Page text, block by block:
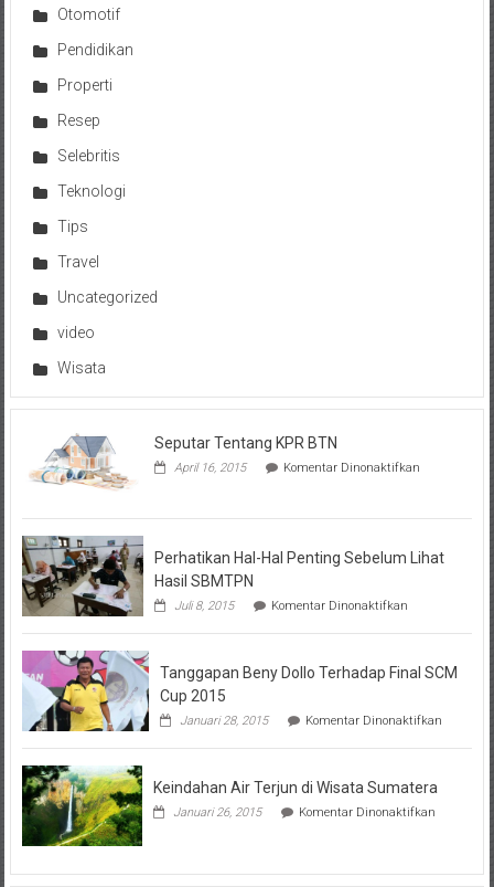
Otomotif
Pendidikan
Properti
Resep
Selebritis
Teknologi
Tips
Travel
Uncategorized
video
Wisata
Seputar Tentang KPR BTN
April 16, 2015 Komentar Dinonaktifkanpada
KPR
Perhatikan Hal-Hal Penting Sebelum Lihat
Hasil SBMTPN
Juli 8, 2015 Komentar Dinonaktifkanpada
Hal-
Penting
Hasil
Tanggapan Beny Dollo Terhadap Final SCM
Cup 2015
Januari 28, 2015 Komentar Dinonaktifkanpada
Beny
Keindahan Air Terjun di Wisata Sumatera
Januari 26, 2015 Komentar Dinonaktifkanpada
di